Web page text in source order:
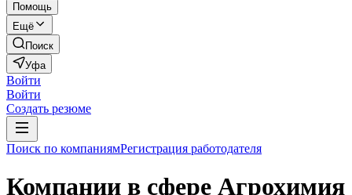
Помощь
Ещё
Поиск
Уфа
Войти
Войти
Создать резюме
Поиск по компаниямРегистрация работодателя
Компании в сфере Агрохимия